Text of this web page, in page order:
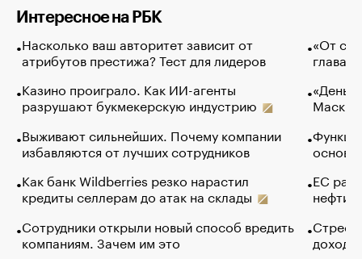
Интересное на РБК
Насколько ваш авторитет зависит от
атрибутов престижа? Тест для лидеров
Казино проиграло. Как ИИ-агенты
разрушают букмекерскую индустрию
Выживают сильнейших. Почему компании
избавляются от лучших сотрудников
Как банк Wildberries резко нарастил
кредиты селлерам до атак на склады
Сотрудники открыли новый способ вредить
компаниям. Зачем им это
«От
глава
Маск в
основ
ЕС
нефти